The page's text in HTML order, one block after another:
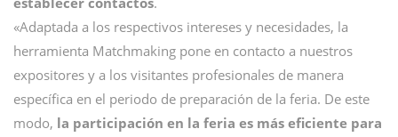
«Adaptada a los respectivos intereses y necesidades, la
herramienta Matchmaking pone en contacto a nuestros
expositores y a los visitantes profesionales de manera
específica en el periodo de preparación de la feria. De este
modo, la participación en la feria es más eficiente para